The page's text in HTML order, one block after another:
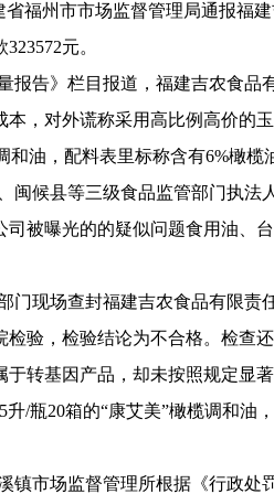
省福州市市场监督管理局通报福
元。
》栏目报道，福建吉农食品
本，对外谎称采用高比例高价的
和油，配料表里标称含有6%橄榄
候县等三级食品监管部门执法
司被曝光的的疑似问题食用油、
场查封福建吉农食品有限责
验，检验结论为不合格。检查
转基因产品，却未按照规定显
/瓶20箱的“康艾美”橄榄调和
市场监督管理所根据《行政处